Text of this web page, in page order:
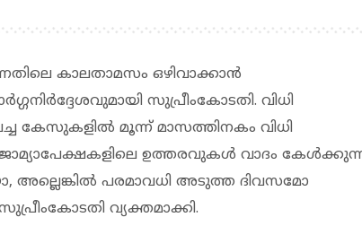
കാലതാമസം ഒഴിവാക്കാന്‍
സുപ്രീംകോടതി. വിധി
കേസുകളില്‍ മൂന്ന് മാസത്തിനകം വിധി
ഉത്തരവുകള്‍ വാദം
അല്ലെങ്കില്‍ പരമാവധി അടുത്ത ദിവസമോ
വ്യക്തമാക്കി.